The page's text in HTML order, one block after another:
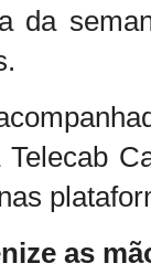
da
as